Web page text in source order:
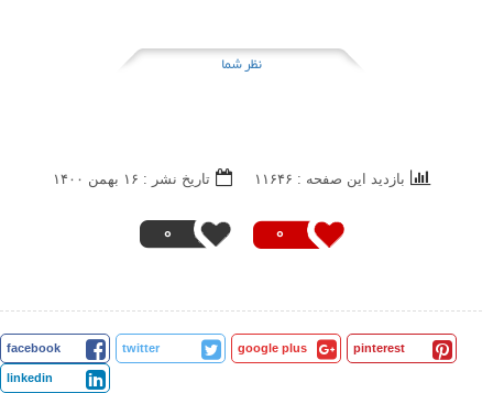
نظر شما
0
0
بازدید این صفحه : ۱۱۶۴۶ تاریخ نشر : ۱۶ بهمن ۱۴۰۰
facebook twitter google plus pinterest
linkedin